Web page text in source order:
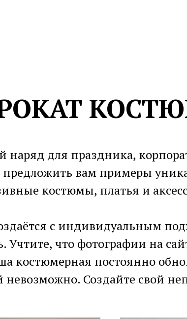
для праздника,
вам примеры
костюмы, платья и
с индивидуальным
Учтите, что фотографии на
костюмерная постоянно
невозможно. Создайте свой